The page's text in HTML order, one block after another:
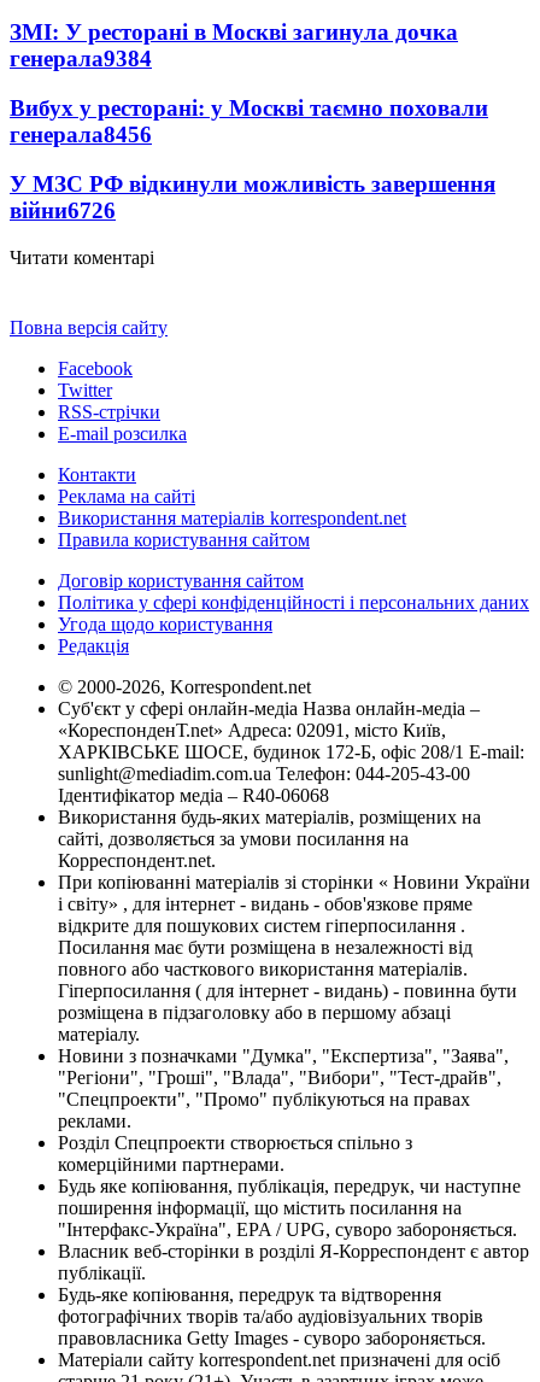
ЗМІ: У ресторані в Москві загинула дочка
генерала9384
Вибух у ресторані: у Москві таємно поховали
генерала8456
У МЗС РФ відкинули можливість завершення
війни6726
Читати коментарі
Повна версія сайту
Facebook
Twitter
RSS-стрічки
E-mail розсилка
Контакти
Реклама на сайті
Використання матеріалів korrespondent.net
Правила користування сайтом
Договір користування сайтом
Політика у сфері конфіденційності і персональних даних
Угода щодо користування
Редакція
© 2000-2026, Korrespondent.net
Суб'єкт у сфері онлайн-медіа Назва онлайн-медіа –
«КореспонденТ.net» Адреса: 02091, місто Київ,
ХАРКІВСЬКЕ ШОСЕ, будинок 172-Б, офіс 208/1 E-mail:
sunlight@mediadim.com.ua Телефон: 044-205-43-00
Ідентифікатор медіа – R40-06068
Використання будь-яких матеріалів, розміщених на
сайті, дозволяється за умови посилання на
Корреспондент.net.
При копіюванні матеріалів зі сторінки « Новини України
і світу» , для інтернет - видань - обов'язкове пряме
відкрите для пошукових систем гіперпосилання .
Посилання має бути розміщена в незалежності від
повного або часткового використання матеріалів.
Гіперпосилання ( для інтернет - видань) - повинна бути
розміщена в підзаголовку або в першому абзаці
матеріалу.
Новини з позначками "Думка", "Експертиза", "Заява",
"Регіони", "Гроші", "Влада", "Вибори", "Тест-драйв",
"Спецпроекти", "Промо" публікуються на правах
реклами.
Розділ Спецпроекти створюється спільно з
комерційними партнерами.
Будь яке копіювання, публікація, передрук, чи наступне
поширення інформації, що містить посилання на
"Інтерфакс-Україна", EPA / UPG, суворо забороняється.
Власник веб-сторінки в розділі Я-Корреспондент є автор
публікації.
Будь-яке копіювання, передрук та відтворення
фотографічних творів та/або аудіовізуальних творів
правовласника Getty Images - суворо забороняється.
Матеріали сайту korrespondent.net призначені для осіб